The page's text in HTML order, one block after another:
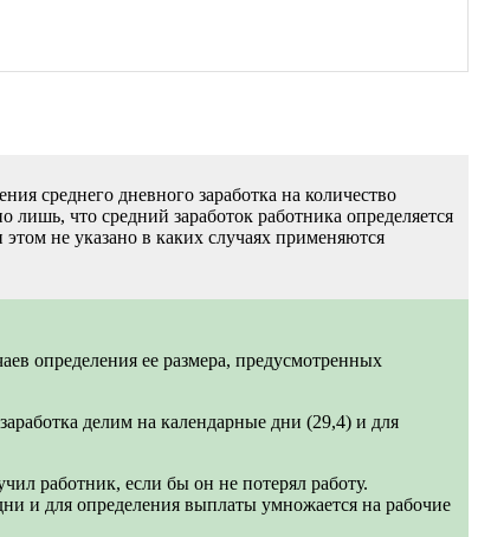
среднего дневного заработка на количество
что средний заработок работника определяется
не указано в каких случаях применяются
определения ее размера, предусмотренных
делим на календарные дни (29,4) и для
работник, если бы он не потерял работу.
и для определения выплаты умножается на рабочие